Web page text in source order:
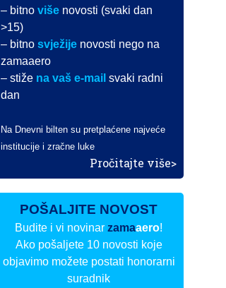
– bitnoviše novosti (svaki dan
>15)
– bitnosvježije novosti nego na
zamaaero
– stiže na vaš e-mail svaki radni
dan
Na Dnevni bilten su pretplaćene najveće
institucije i zračne luke
Pročitajte više>
POŠALJITE NOVOST
Budite i vi novinarzamaaero!
Ako pošaljete 10 novosti koje
objavimo možete postati honorarni
suradnik